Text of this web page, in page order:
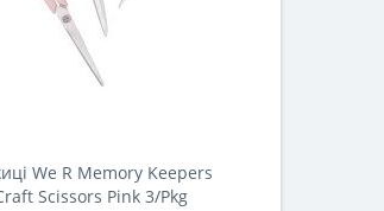
We R Memory Keepers
Scissors Pink 3/Pkg